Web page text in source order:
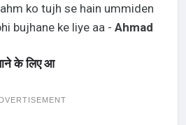
ko tujh se hain ummiden
bujhane ke liye aa - Ahmad
के लिए आ